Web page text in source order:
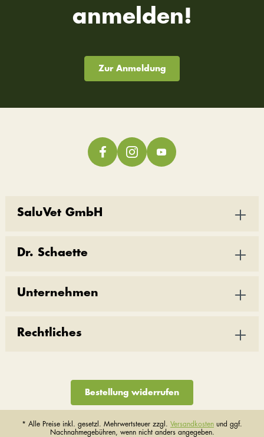
anmelden!
Zur Anmeldung
SaluVet GmbH
Dr. Schaette
Unternehmen
Rechtliches
Bestellung widerrufen
* Alle Preise inkl. gesetzl. Mehrwertsteuer zzgl. Versandkosten und ggf.
Nachnahmegebühren, wenn nicht anders angegeben.